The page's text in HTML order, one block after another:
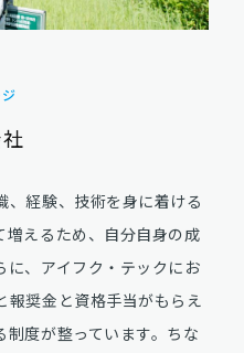
、経験、技術を身に着ける
増えるため、自分自身の成
に、アイフク・テックにお
報奨金と資格手当がもらえ
度が整っています。ちな